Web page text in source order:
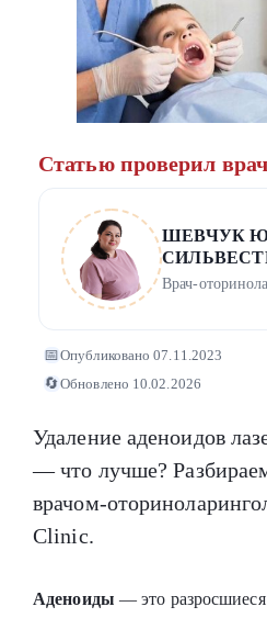
Статью проверил
ШЕВЧУК
Врач-
📅Опубликовано 07.11.2023
🔄Обновлено 10.02.2026
Удаление аденоидов
― что лучше?
врачом-
Clinic.
Аденоиды ― это